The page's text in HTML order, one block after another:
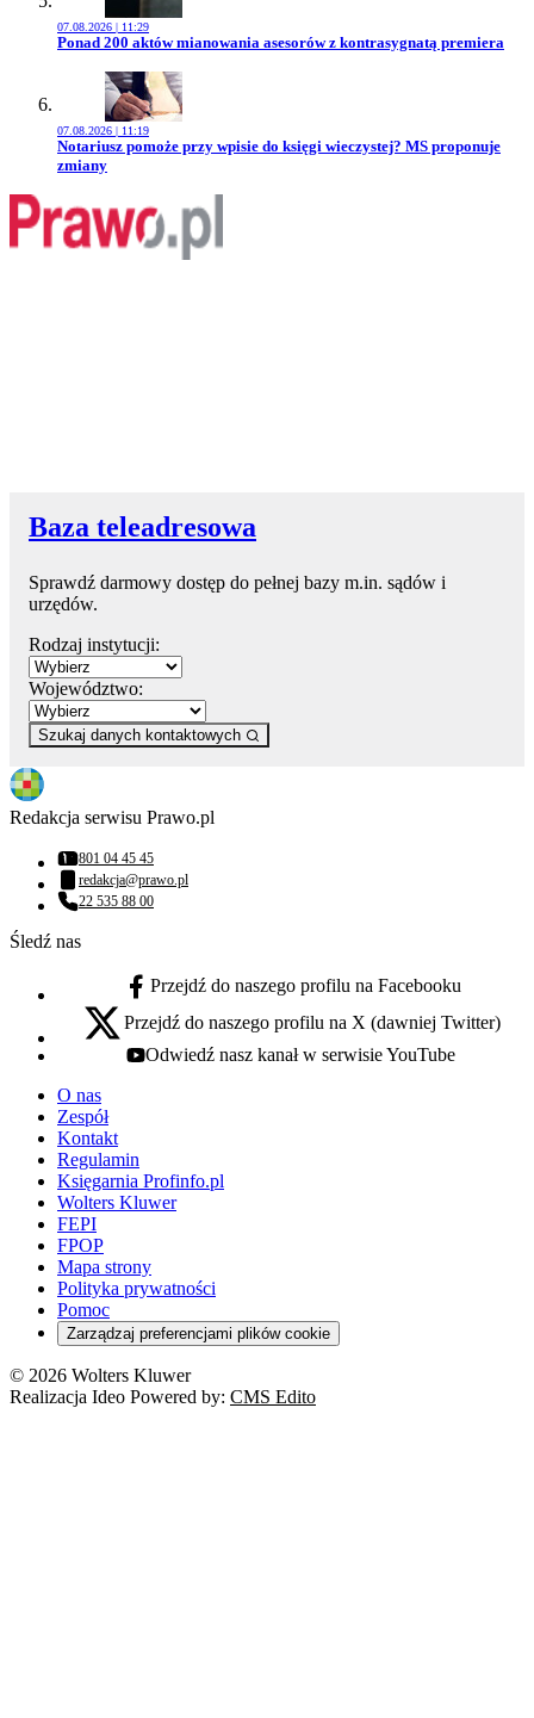
07.08.2026 | 11:29
Przejdź do artykułu:
Ponad 200 aktów mianowania asesorów z kontrasygnatą premiera
07.08.2026 | 11:19
Przejdź do artykułu:
Notariusz pomoże przy wpisie do księgi wieczystej? MS proponuje
zmiany
Baza teleadresowa
Sprawdź darmowy dostęp do pełnej bazy m.in. sądów i
urzędów.
Rodzaj instytucji:
Województwo:
Szukaj danych kontaktowych
Redakcja serwisu Prawo.pl
Numer telefonu:
801 04 45 45
Adres email:
redakcja@prawo.pl
Numer telefonu:
22 535 88 00
Śledź nas
facebook - otwiera się w nowej karcie
Przejdź do naszego profilu na Facebooku
x - otwiera się w nowej karcie
Przejdź do naszego profilu na X (dawniej Twitter)
youtube - otwiera się w nowej karcie
Odwiedź nasz kanał w serwisie YouTube
O nas
Zespół
Kontakt
Regulamin
Księgarnia Profinfo.pl
Wolters Kluwer
FEPI
FPOP
Mapa strony
Polityka prywatności
Pomoc
Zarządzaj preferencjami plików cookie
© 2026 Wolters Kluwer
Realizacja Ideo Powered by: CMS Edito